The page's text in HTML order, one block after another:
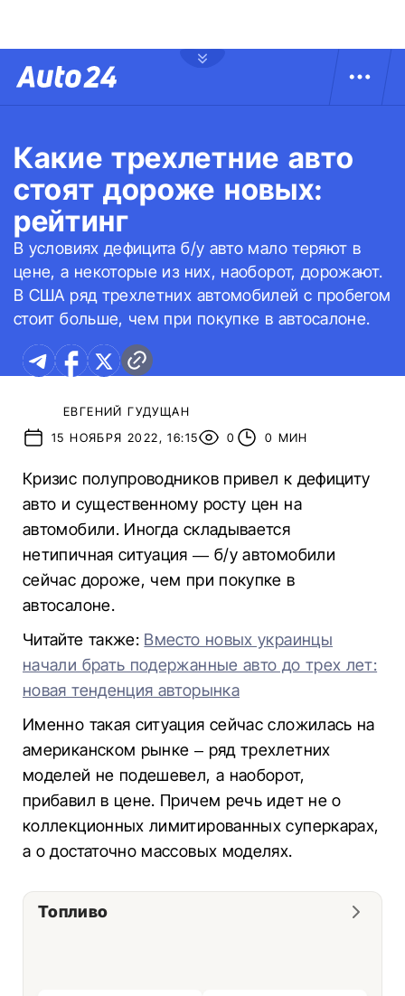
Какие трехлетние авто
стоят дороже новых:
рейтинг
В условиях дефицита б/у авто мало теряют в
цене, а некоторые из них, наоборот, дорожают.
В США ряд трехлетних автомобилей с пробегом
стоит больше, чем при покупке в автосалоне.
ЕВГЕНИЙ ГУДУЩАН
15 НОЯБРЯ 2022, 16:15
0 0 МИН
Кризис полупроводников привел к дефициту
авто и существенному росту цен на
автомобили. Иногда складывается
нетипичная ситуация — б/у автомобили
сейчас дороже, чем при покупке в
автосалоне.
Читайте также: Вместо новых украинцы
начали брать подержанные авто до трех лет:
новая тенденция авторынка
Именно такая ситуация сейчас сложилась на
американском рынке – ряд трехлетних
моделей не подешевел, а наоборот,
прибавил в цене. Причем речь идет не о
коллекционных лимитированных суперкарах,
а о достаточно массовых моделях.
Топливо